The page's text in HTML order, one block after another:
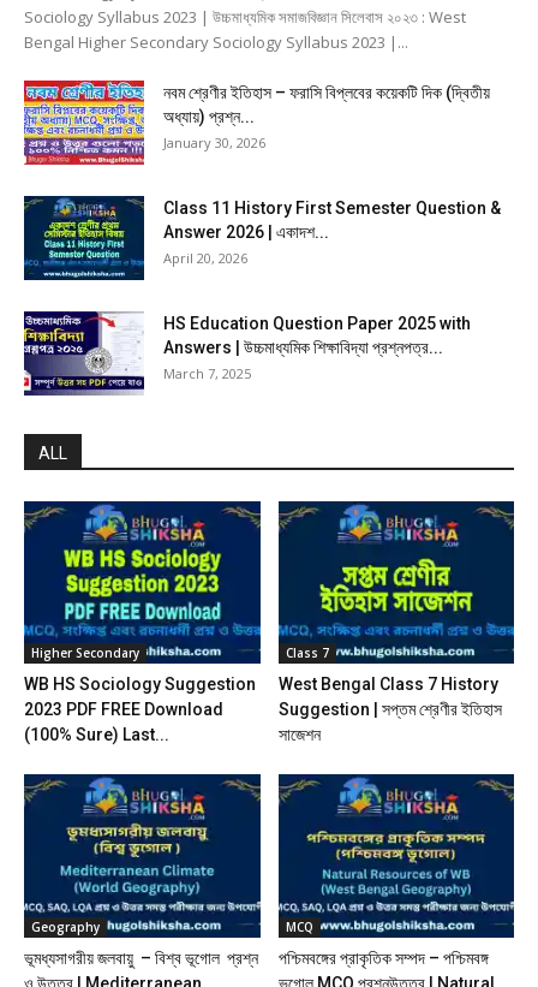
Sociology Syllabus 2023 | উচ্চমাধ্যমিক সমাজবিজ্ঞান সিলেবাস ২০২৩ : West
Bengal Higher Secondary Sociology Syllabus 2023 |...
নবম শ্রেণীর ইতিহাস – ফরাসি বিপ্লবের কয়েকটি দিক (দ্বিতীয়
অধ্যায়) প্রশ্ন...
January 30, 2026
Class 11 History First Semester Question &
Answer 2026 | একাদশ...
April 20, 2026
HS Education Question Paper 2025 with
Answers | উচ্চমাধ্যমিক শিক্ষাবিদ্যা প্রশ্নপত্র...
March 7, 2025
ALL
Higher Secondary
WB HS Sociology Suggestion
2023 PDF FREE Download
(100% Sure) Last...
Class 7
West Bengal Class 7 History
Suggestion | সপ্তম শ্রেণীর ইতিহাস
সাজেশন
Geography
ভূমধ্যসাগরীয় জলবায়ু – বিশ্ব ভূগোল প্রশ্ন
ও উত্তর | Mediterranean
MCQ
পশ্চিমবঙ্গের প্রাকৃতিক সম্পদ – পশ্চিমবঙ্গ
ভূগোল MCQ প্রশ্নউত্তর | Natural